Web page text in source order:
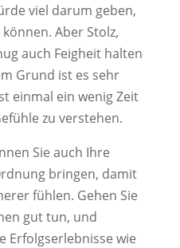
viel darum geben,
Aber Stolz,
auch Feigheit halten
Grund ist es sehr
einmal ein wenig Zeit
zu verstehen.
Sie auch Ihre
bringen, damit
fühlen. Gehen Sie
gut tun, und
Erfolgserlebnisse wie